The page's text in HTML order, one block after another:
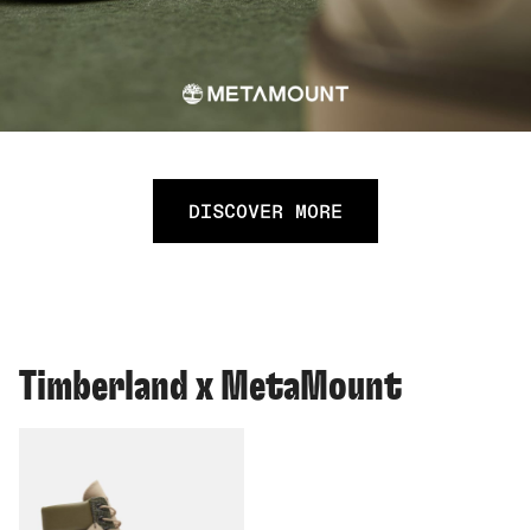
DISCOVER MORE
Timberland x MetaMount